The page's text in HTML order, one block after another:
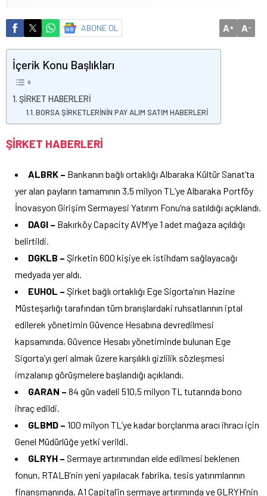
ABONE OL A+ A-
İçerik Konu Başlıkları
ŞİRKET HABERLERİ
BORSA ŞİRKETLERİNİN PAY ALIM SATIM HABERLERİ
ŞİRKET HABERLERİ
ALBRK – Bankanın bağlı ortaklığı Albaraka Kültür Sanat’ta
yer alan payların tamamının 3,5 milyon TL’ye Albaraka Portföy
İnovasyon Girişim Sermayesi Yatırım Fonu’na satıldığı açıklandı.
DAGI – Bakırköy Capacity AVM’ye 1 adet mağaza açıldığı
belirtildi.
DGKLB – Şirketin 600 kişiye ek istihdam sağlayacağı
medyada yer aldı.
EUHOL – Şirket bağlı ortaklığı Ege Sigorta’nın Hazine
Müsteşarlığı tarafından tüm branşlardaki ruhsatlarının iptal
edilerek yönetimin Güvence Hesabına devredilmesi
kapsamında, Güvence Hesabı yönetiminde bulunan Ege
Sigorta’yı geri almak üzere karşılıklı gizlilik sözleşmesi
imzalanıp görüşmelere başlandığı açıklandı.
GARAN – 84 gün vadeli 510,5 milyon TL tutarında bono
ihraç edildi.
GLBMD – 100 milyon TL’ye kadar borçlanma aracı ihracı için
Genel Müdürlüğe yetki verildi.
GLRYH – Sermaye artırımından elde edilmesi beklenen
fonun, RTALB’nin yeni yapılacak fabrika, tesis yatırımlarının
finansmanında, A1 Capital’in sermaye artırımında ve GLRYH’nin